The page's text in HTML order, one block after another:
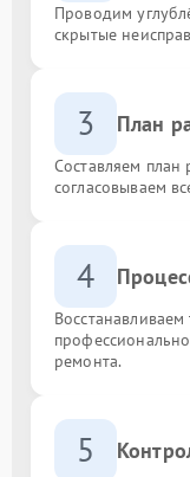
Проводим
скрытые
3 План
Составляем
согласовываем
4
ремонта.
5